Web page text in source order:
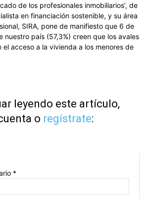
de los profesionales inmobiliarios’, de
en financiación sostenible, y su área
SIRA, pone de manifiesto que 6 de
nuestro país (57,3%) creen que los avales
el acceso a la vivienda a los menores de
leyendo este artículo,
o regístrate:
*